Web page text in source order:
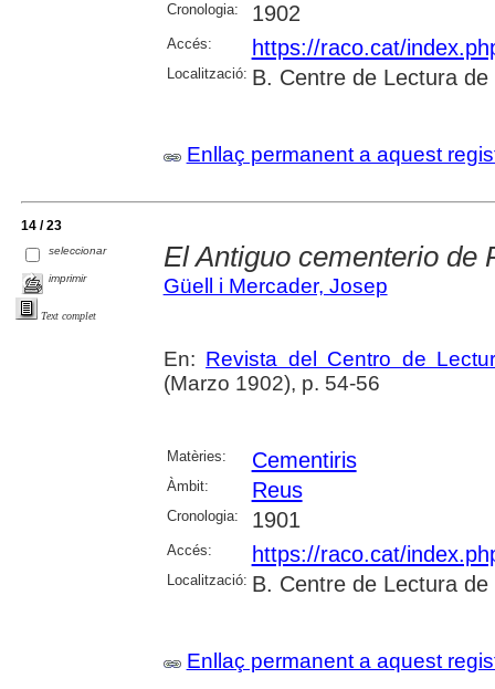
Cronologia: 1902
Accés: https://raco.cat/
Localització: B. Centre de Lectura de
Enllaç permanent a aquest
14 / 23
seleccionar
imprimir
Text complet
El Antiguo cementerio de
Güell i Mercader, Josep
En: Revista del Centro de
(Marzo 1902), p. 54-56
Matèries: Cementiris
Àmbit: Reus
Cronologia: 1901
Accés: https://raco.cat/
Localització: B. Centre de Lectura de
Enllaç permanent a aquest